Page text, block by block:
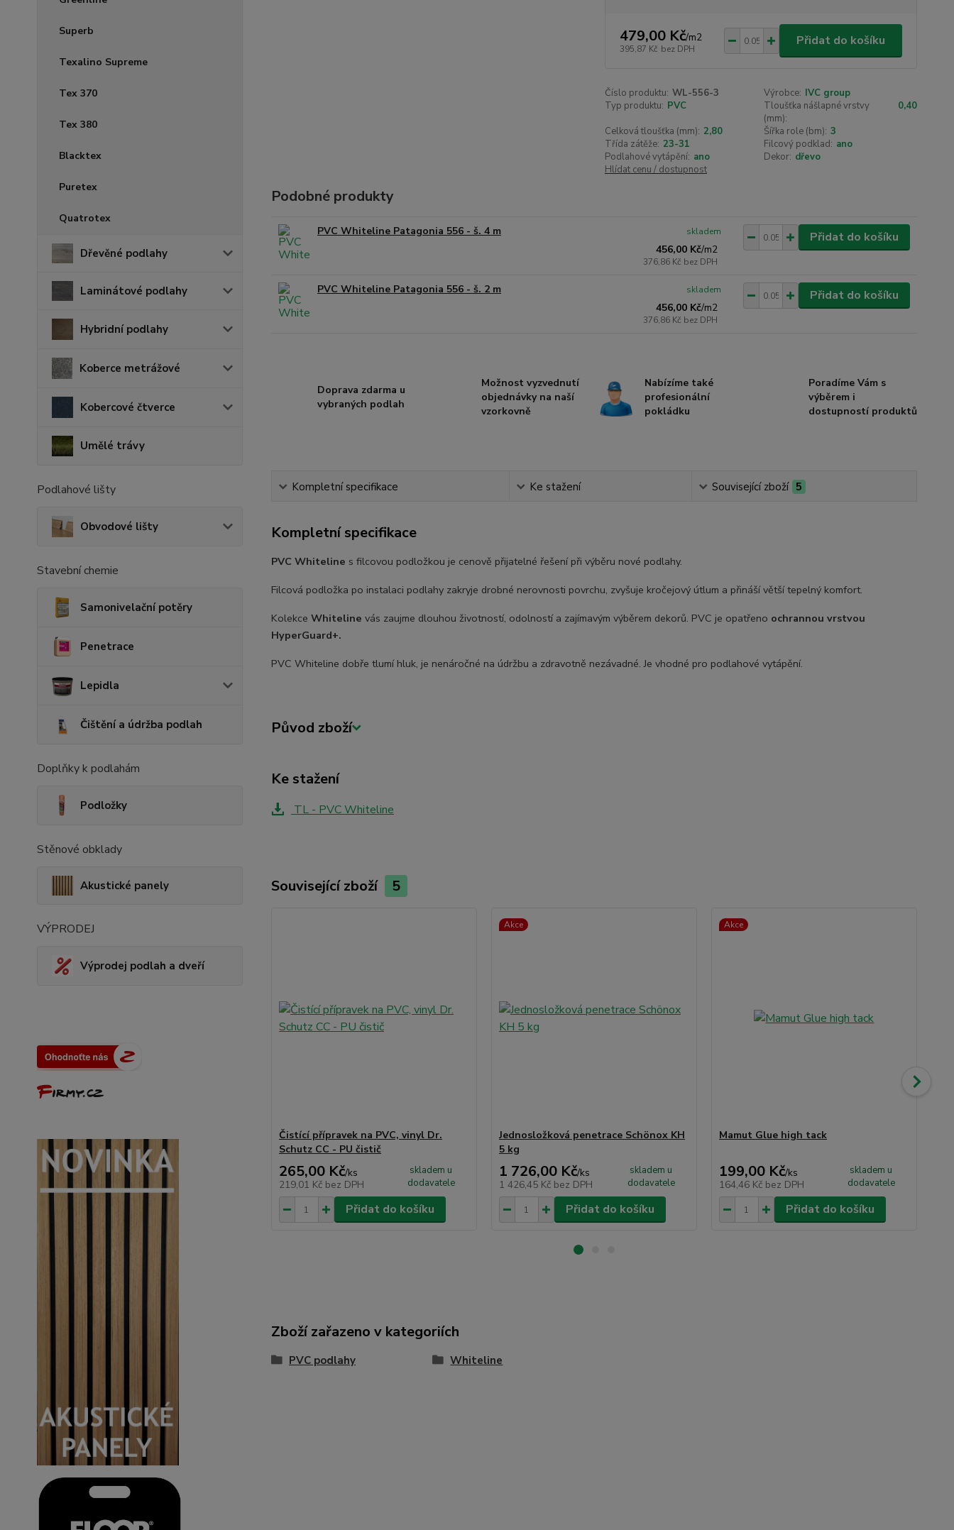
Superb
Texalino Supreme
Tex 370
Tex 380
Blacktex
Puretex
Quatrotex
Dřevěné podlahy
Laminátové podlahy
Hybridní podlahy
Koberce metrážové
Kobercové čtverce
Umělé trávy
Podlahové lišty
Obvodové lišty
Stavební chemie
Samonivelační potěry
Penetrace
Lepidla
Čištění a údržba podlah
Doplňky k podlahám
Podložky
Stěnové obklady
Akustické panely
VÝPRODEJ
Výprodej podlah a dveří
479,00 Kč/m2
395,87 Kč bez DPH
Přidat do košíku
Číslo produktu: WL-556-3 Výrobce: IVC group
Typ produktu: PVC
Tloušťka nášlapné vrstvy
(mm):
0,40
Celková tloušťka (mm): 2,80 Šířka role (bm): 3
Třída zátěže: 23-31 Filcový podklad: ano
Podlahové vytápění: ano Dekor: dřevo
Hlídat cenu / dostupnost
Podobné produkty
PVC Whiteline Patagonia 556 - š. 4 m
456,00 Kč/m2
376,86 Kč bez DPH
skladem Přidat do košíku
PVC Whiteline Patagonia 556 - š. 2 m
456,00 Kč/m2
376,86 Kč bez DPH
skladem Přidat do košíku
Doprava zdarma u
vybraných podlah
Možnost vyzvednutí
objednávky na naší
vzorkovně
Nabízíme také
profesionální
pokládku
Poradíme Vám s
výběrem i
dostupností produktů
Kompletní specifikace Ke stažení Související zboží 5
Kompletní specifikace
PVC Whiteline s filcovou podložkou je cenově přijatelné řešení při výběru nové podlahy.
Filcová podložka po instalaci podlahy zakryje drobné nerovnosti povrchu, zvyšuje kročejový útlum a přináší větší tepelný komfort.
Kolekce Whiteline vás zaujme dlouhou životností, odolností a zajímavým výběrem dekorů. PVC je opatřeno ochrannou vrstvou
HyperGuard+.
PVC Whiteline dobře tlumí hluk, je nenáročné na údržbu a zdravotně nezávadné. Je vhodné pro podlahové vytápění.
Původ zboží
Ke stažení
TL - PVC Whiteline
Související zboží 5
Čistící přípravek na PVC, vinyl Dr.
Schutz CC - PU čistič
265,00 Kč/ks
219,01 Kč bez DPH
skladem u
dodavatele
Přidat do košíku
Akce
Jednosložková penetrace Schönox KH
5 kg
1 726,00 Kč/ks
1 426,45 Kč bez DPH
skladem u
dodavatele
Přidat do košíku
Akce
Mamut Glue high tack
199,00 Kč/ks
164,46 Kč bez DPH
skladem u
dodavatele
Přidat do košíku
Zboží zařazeno v kategoriích
PVC podlahy Whiteline